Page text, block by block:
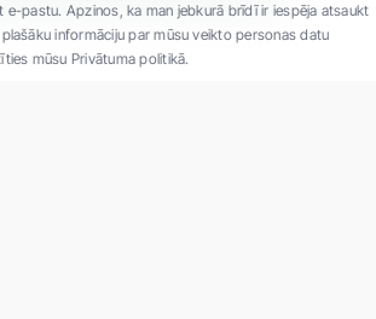
e-pastu. Apzinos, ka man jebkurā brīdī ir iespēja atsaukt
informāciju par mūsu veikto personas datu
mūsu Privātuma politikā.